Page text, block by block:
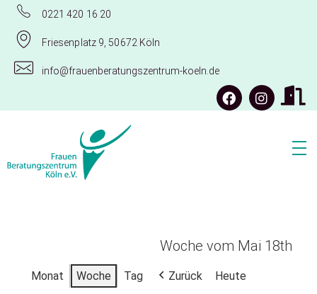
0221 420 16 20
Friesenplatz 9, 50672 Köln
info@frauenberatungszentrum-koeln.de
Woche vom Mai 18th
Monat Woche Tag Zurück Heute